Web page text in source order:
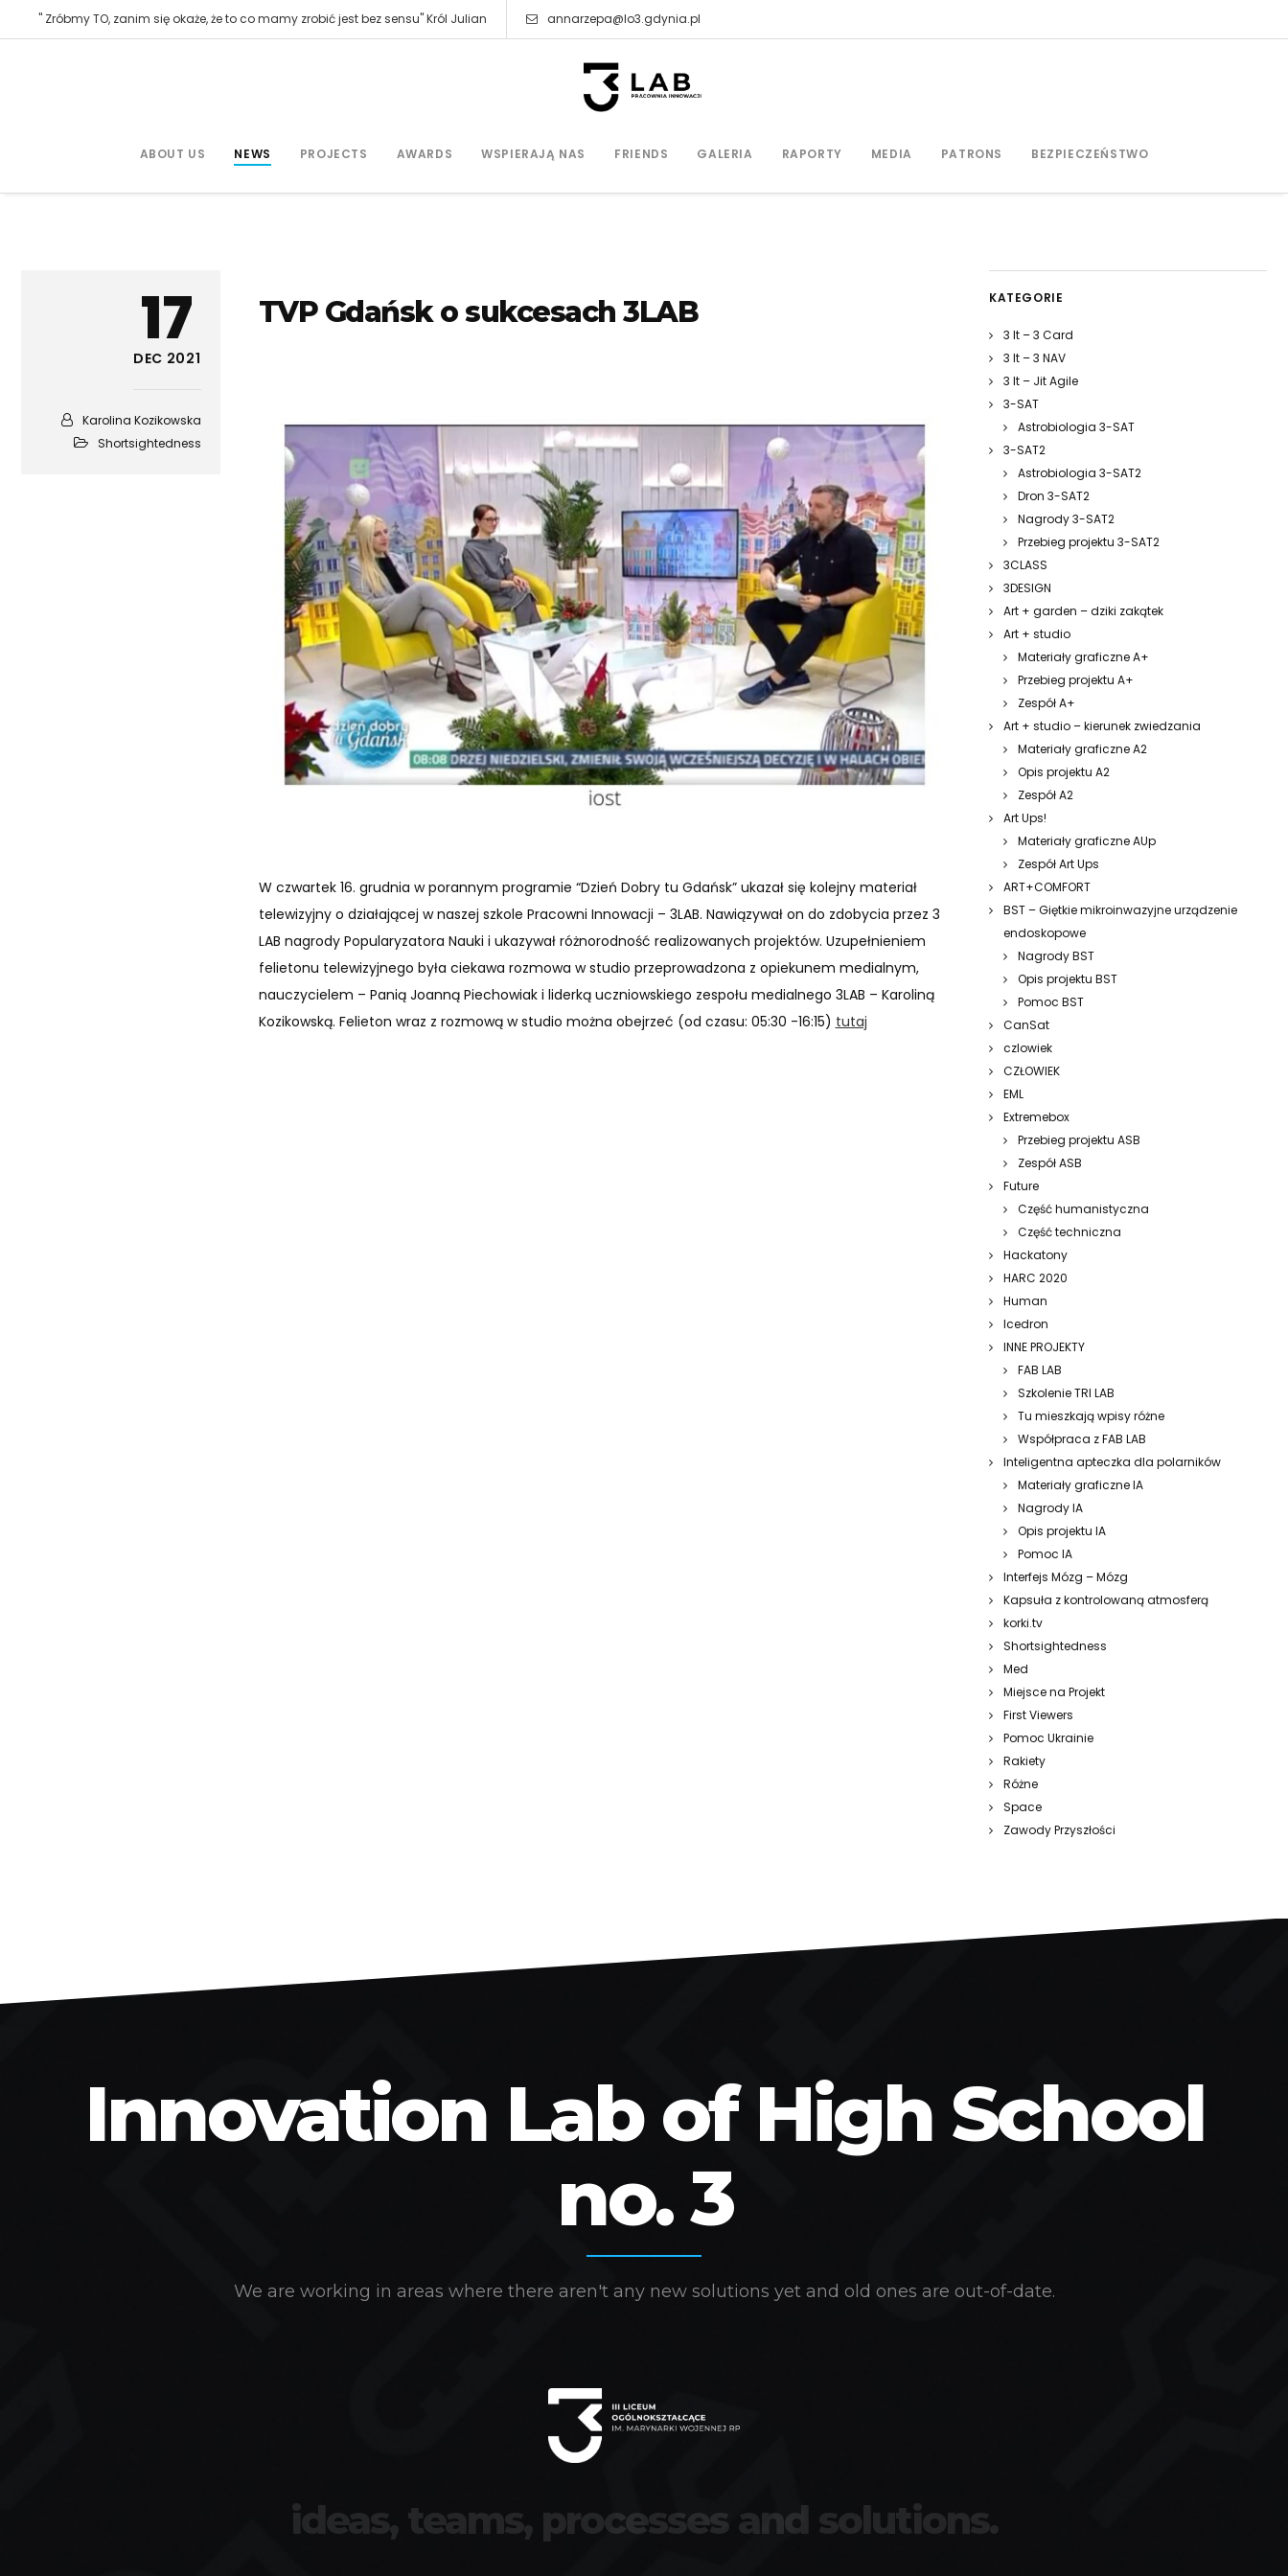
" Zróbmy TO, zanim się okaże, że to co mamy zrobić jest bez sensu" Król Julian annarzepa@lo3.gdynia.pl
ABOUT US NEWS PROJECTS AWARDS WSPIERAJĄ NAS FRIENDS GALERIA RAPORTY MEDIA PATRONS BEZPIECZEŃSTWO
17
DEC 2021
Karolina Kozikowska
Shortsightedness
TVP Gdańsk o sukcesach 3LAB
W czwartek 16. grudnia w porannym programie “Dzień Dobry tu Gdańsk” ukazał się kolejny materiał
telewizyjny o działającej w naszej szkole Pracowni Innowacji – 3LAB. Nawiązywał on do zdobycia przez 3
LAB nagrody Popularyzatora Nauki i ukazywał różnorodność realizowanych projektów. Uzupełnieniem
felietonu telewizyjnego była ciekawa rozmowa w studio przeprowadzona z opiekunem medialnym,
nauczycielem – Panią Joanną Piechowiak i liderką uczniowskiego zespołu medialnego 3LAB – Karoliną
Kozikowską. Felieton wraz z rozmową w studio można obejrzeć (od czasu: 05:30 -16:15) tutaj
KATEGORIE
3 It – 3 Card
3 It – 3 NAV
3 It – Jit Agile
3-SAT
Astrobiologia 3-SAT
3-SAT2
Astrobiologia 3-SAT2
Dron 3-SAT2
Nagrody 3-SAT2
Przebieg projektu 3-SAT2
3CLASS
3DESIGN
Art + garden – dziki zakątek
Art + studio
Materiały graficzne A+
Przebieg projektu A+
Zespół A+
Art + studio – kierunek zwiedzania
Materiały graficzne A2
Opis projektu A2
Zespół A2
Art Ups!
Materiały graficzne AUp
Zespół Art Ups
ART+COMFORT
BST – Giętkie mikroinwazyjne urządzenie
endoskopowe
Nagrody BST
Opis projektu BST
Pomoc BST
CanSat
czlowiek
CZŁOWIEK
EML
Extremebox
Przebieg projektu ASB
Zespół ASB
Future
Część humanistyczna
Część techniczna
Hackatony
HARC 2020
Human
Icedron
INNE PROJEKTY
FAB LAB
Szkolenie TRI LAB
Tu mieszkają wpisy różne
Współpraca z FAB LAB
Inteligentna apteczka dla polarników
Materiały graficzne IA
Nagrody IA
Opis projektu IA
Pomoc IA
Interfejs Mózg – Mózg
Kapsuła z kontrolowaną atmosferą
korki.tv
Shortsightedness
Med
Miejsce na Projekt
First Viewers
Pomoc Ukrainie
Rakiety
Różne
Space
Zawody Przyszłości
Innovation Lab of High School
no. 3
We are working in areas where there aren't any new solutions yet and old ones are out-of-date.
ideas, teams, processes and solutions.